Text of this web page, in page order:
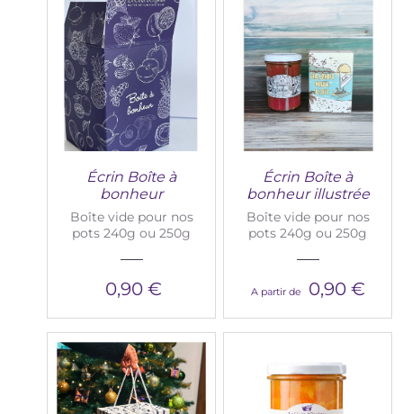
Écrin Boîte à
bonheur
Boîte vide pour nos
pots 240g ou 250g
0,90 €
Écrin Boîte à
bonheur illustrée
Boîte vide pour nos
pots 240g ou 250g
A partir de 0,90 €